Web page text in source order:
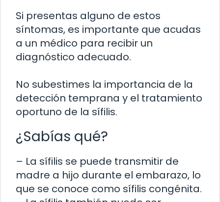
Si presentas alguno de estos
síntomas, es importante que acudas
a un médico para recibir un
diagnóstico adecuado.
No subestimes la importancia de la
detección temprana y el tratamiento
oportuno de la sífilis.
¿Sabías qué?
– La sífilis se puede transmitir de
madre a hijo durante el embarazo, lo
que se conoce como sífilis congénita.